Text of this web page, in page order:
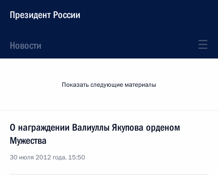
Президент России
Новости
Показать следующие материалы
О награждении Валиуллы Якупова орденом
Мужества
30 июля 2012 года, 15:50